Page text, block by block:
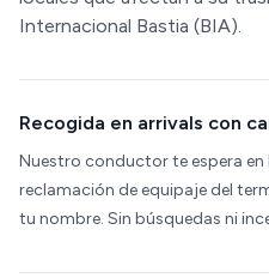
Internacional Bastia (BIA).
Recogida en arrivals con
Nuestro conductor te espera en
reclamación de equipaje del
tu nombre. Sin búsquedas ni